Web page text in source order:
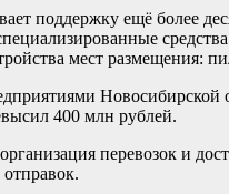
поддержку ещё более
мест размещения:
400 млн рублей.
перевозок и